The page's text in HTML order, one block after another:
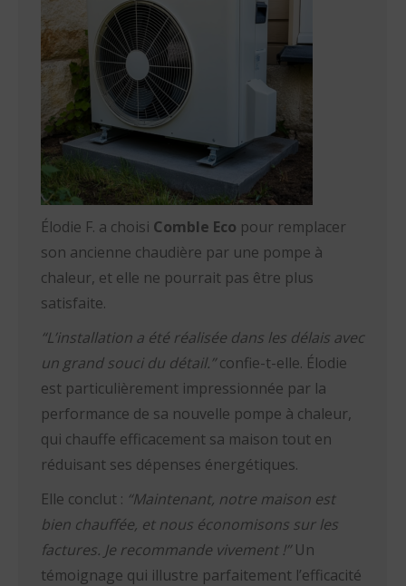
Élodie F. a choisi Comble Eco pour remplacer
son ancienne chaudière par une pompe à
chaleur, et elle ne pourrait pas être plus
satisfaite.
“L’installation a été réalisée dans les délais avec
un grand souci du détail.”confie-t-elle. Élodie
est particulièrement impressionnée par la
performance de sa nouvelle pompe à chaleur,
qui chauffe efficacement sa maison tout en
réduisant ses dépenses énergétiques.
Elle conclut : “Maintenant, notre maison est
bien chauffée, et nous économisons sur les
factures. Je recommande vivement !”Un
témoignage qui illustre parfaitement l’efficacité